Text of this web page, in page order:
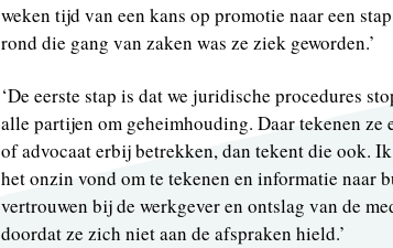
weken tijd van een kans op promotie naar een
rond die gang van zaken was ze ziek geworden.’
‘De eerste stap is dat we juridische procedures
alle partijen om geheimhouding. Daar tekenen
of advocaat erbij betrekken, dan tekent die ook.
het onzin vond om te tekenen en informatie naar
vertrouwen bij de werkgever en ontslag van de
doordat ze zich niet aan de afspraken hield.’